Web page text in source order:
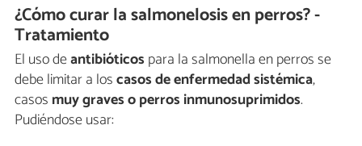
¿Cómo curar la salmonelosis en perros? -
Tratamiento
El uso deantibióticos para la salmonella en perros se
debe limitar a loscasos de enfermedad sistémica,
casos muy graves o perros inmunosuprimidos.
Pudiéndose usar: